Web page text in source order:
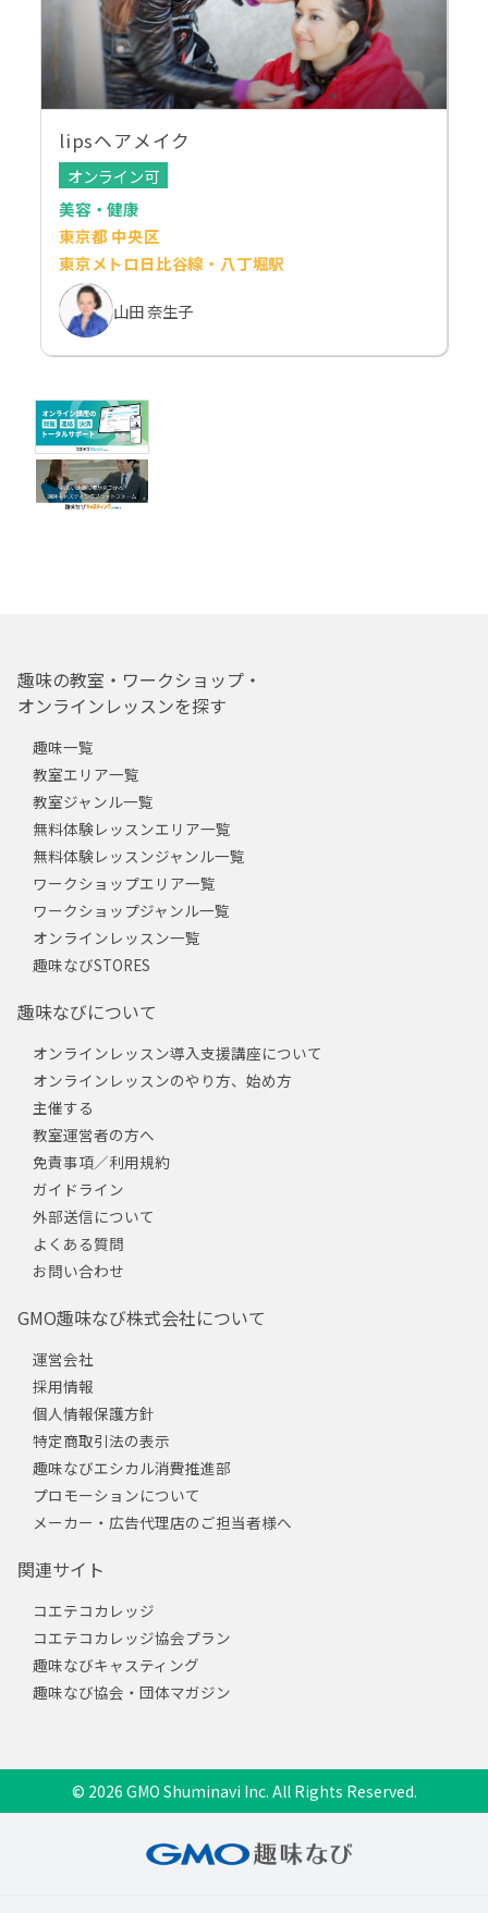
lipsヘアメイク
オンライン可
美容・健康
東京都 中央区
東京メトロ日比谷線・八丁堀駅
山田 奈生子
趣味の教室・ワークショップ・
オンラインレッスンを探す
趣味一覧
教室エリア一覧
教室ジャンル一覧
無料体験レッスンエリア一覧
無料体験レッスンジャンル一覧
ワークショップエリア一覧
ワークショップジャンル一覧
オンラインレッスン一覧
趣味なびSTORES
趣味なびについて
オンラインレッスン導入支援講座について
オンラインレッスンのやり方、始め方
主催する
教室運営者の方へ
免責事項／利用規約
ガイドライン
外部送信について
よくある質問
お問い合わせ
GMO趣味なび株式会社について
運営会社
採用情報
個人情報保護方針
特定商取引法の表示
趣味なびエシカル消費推進部
プロモーションについて
メーカー・広告代理店のご担当者様へ
関連サイト
コエテコカレッジ
コエテコカレッジ協会プラン
趣味なびキャスティング
趣味なび協会・団体マガジン
© 2026 GMO Shuminavi Inc. All Rights Reserved.